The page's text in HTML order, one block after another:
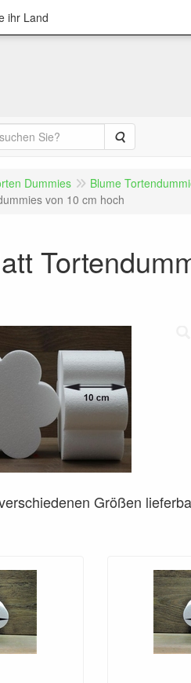
Suche
Dummies Blume
von 10 cm hoch
Größen
ihr Land